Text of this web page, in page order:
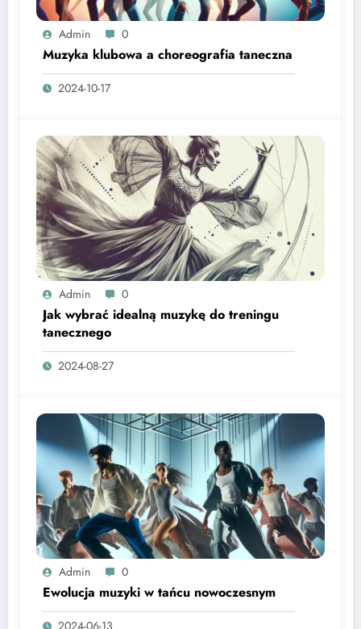
Admin 0
Muzyka klubowa a choreografia taneczna
2024-10-17
Admin 0
Jak wybrać idealną muzykę do treningu
tanecznego
2024-08-27
Admin 0
Ewolucja muzyki w tańcu nowoczesnym
2024-06-13